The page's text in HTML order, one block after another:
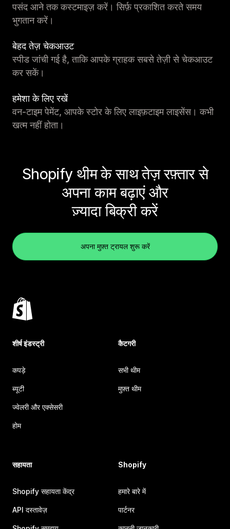
पसंद आने तक कस्टमाइज़ करें। सिर्फ़ प्रकाशित करते समय
भुगतान करें।
बेहद तेज़ चेकआउट
स्पीड जांची गई है, ताकि आपके ग्राहक सबसे तेज़ी से चेकआउट
कर सकें।
हमेशा के लिए रखें
वन-टाइम पेमेंट, आपके स्टोर के लिए लाइफ़टाइम लाइसेंस। कभी
खत्म नहीं होता।
Shopify थीम के साथ तेज़ रफ़्तार से
अपना काम बढ़ाएं और
ज़्यादा बिक्री करें
अपना मुफ़्त ट्रायल शुरू करें
शीर्ष इंडस्ट्री
कपड़े
ब्यूटी
ज्वेलरी और एक्सेसरी
होम
कैटगरी
सभी थीम
मुफ़्त थीम
सहायता
Shopify सहायता केंद्र
API दस्तावेज़
Shopify
हमारे बारे में
पार्टनर